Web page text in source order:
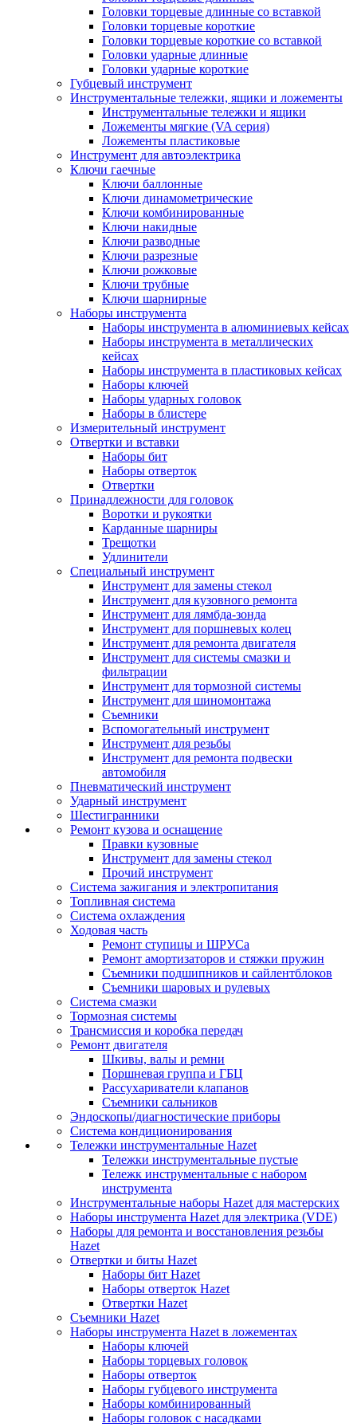
Головки торцевые длинные со вставкой
Головки торцевые короткие
Головки торцевые короткие со вставкой
Головки ударные длинные
Головки ударные короткие
Губцевый инструмент
Инструментальные тележки, ящики и ложементы
Инструментальные тележки и ящики
Ложементы мягкие (VA серия)
Ложементы пластиковые
Инструмент для автоэлектрика
Ключи гаечные
Ключи баллонные
Ключи динамометрические
Ключи комбинированные
Ключи накидные
Ключи разводные
Ключи разрезные
Ключи рожковые
Ключи трубные
Ключи шарнирные
Наборы инструмента
Наборы инструмента в алюминиевых кейсах
Наборы инструмента в металлических
кейсах
Наборы инструмента в пластиковых кейсах
Наборы ключей
Наборы ударных головок
Наборы в блистере
Измерительный инструмент
Отвертки и вставки
Наборы бит
Наборы отверток
Отвертки
Принадлежности для головок
Воротки и рукоятки
Карданные шарниры
Трещотки
Удлинители
Специальный инструмент
Инструмент для замены стекол
Инструмент для кузовного ремонта
Инструмент для лямбда-зонда
Инструмент для поршневых колец
Инструмент для ремонта двигателя
Инструмент для системы смазки и
фильтрации
Инструмент для тормозной системы
Инструмент для шиномонтажа
Съемники
Вспомогательный инструмент
Инструмент для резьбы
Инструмент для ремонта подвески
автомобиля
Пневматический инструмент
Ударный инструмент
Шестигранники
Ремонт кузова и оснащение
Правки кузовные
Инструмент для замены стекол
Прочий инструмент
Система зажигания и электропитания
Топливная система
Система охлаждения
Ходовая часть
Ремонт ступицы и ШРУСа
Ремонт амортизаторов и стяжки пружин
Съемники подшипников и сайлентблоков
Съемники шаровых и рулевых
Система смазки
Тормозная системы
Трансмиссия и коробка передач
Ремонт двигателя
Шкивы, валы и ремни
Поршневая группа и ГБЦ
Рассухариватели клапанов
Съемники сальников
Эндоскопы/диагностические приборы
Система кондиционирования
Тележки инструментальные Hazet
Тележки инструментальные пустые
Тележк инструментальные с набором
инструмента
Инструментальные наборы Hazet для мастерских
Наборы инструмента Hazet для электрика (VDE)
Наборы для ремонта и восстановления резьбы
Hazet
Отвертки и биты Hazet
Наборы бит Hazet
Наборы отверток Hazet
Отвертки Hazet
Съемники Hazet
Наборы инструмента Hazet в ложементах
Наборы ключей
Наборы торцевых головок
Наборы отверток
Наборы губцевого инструмента
Наборы комбинированный
Наборы головок с насадками